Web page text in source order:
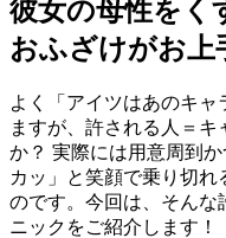
彼女の母性をく
おふざけがお上
よく「アイツはあのキ
ますが、許される人＝
か？ 実際には用意周到
カッ」と笑顔で乗り切
のです。今回は、そんな
ニックをご紹介します！